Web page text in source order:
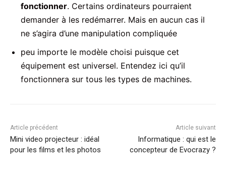
fonctionner. Certains ordinateurs pourraient
demander à les redémarrer. Mais en aucun cas il
ne s’agira d’une manipulation compliquée
peu importe le modèle choisi puisque cet
équipement est universel. Entendez ici qu’il
fonctionnera sur tous les types de machines.
Article précédent
Mini video projecteur : idéal
pour les films et les photos
Article suivant
Informatique : qui est le
concepteur de Evocrazy ?